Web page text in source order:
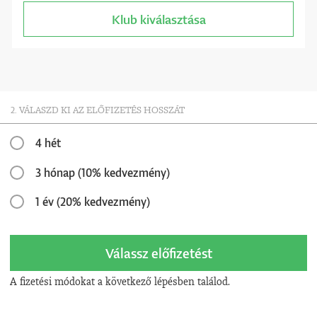
Klub kiválasztása
2. VÁLASZD KI AZ ELŐFIZETÉS HOSSZÁT
4 hét
3 hónap (10% kedvezmény)
1 év (20% kedvezmény)
Válassz előfizetést
A fizetési módokat a következő lépésben találod.